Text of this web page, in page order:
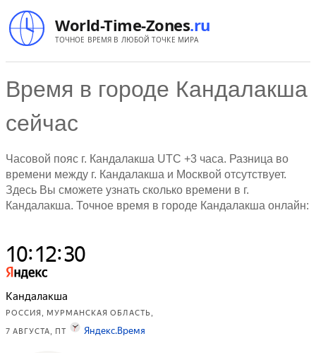
World-Time-Zones.ru
ТОЧНОЕ ВРЕМЯ В ЛЮБОЙ ТОЧКЕ МИРА
Время в городе Кандалакша
сейчас
Часовой пояс г. Кандалакша UTC +3 часа. Разница во
времени между г. Кандалакша и Москвой отсутствует.
Здесь Вы сможете узнать сколько времени в г.
Кандалакша. Точное время в городе Кандалакша онлайн: